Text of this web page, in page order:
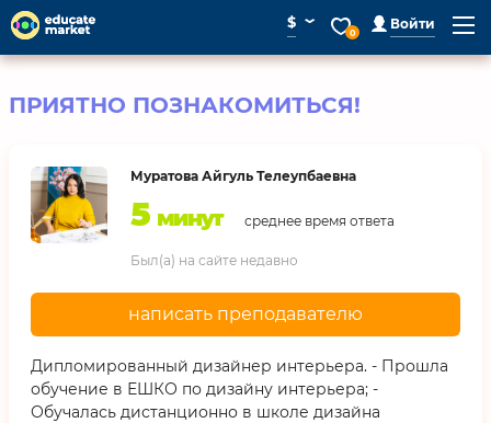
$ ⌄
0
Войти
ПРИЯТНО ПОЗНАКОМИТЬСЯ!
Муратова Айгуль Телеупбаевна
5 минут среднее время ответа
Был(а) на сайте недавно
написать преподавателю
Дипломированный дизайнер интерьера. - Прошла
обучение в ЕШКО по дизайну интерьера; -
Обучалась дистанционно в школе дизайна